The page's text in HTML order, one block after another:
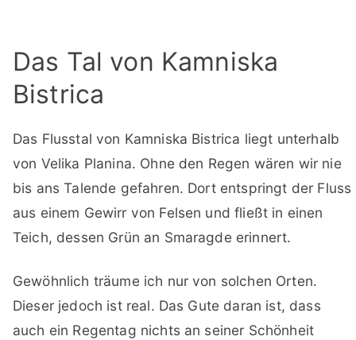
Das Tal von Kamniska
Bistrica
Das Flusstal von Kamniska Bistrica liegt unterhalb
von Velika Planina. Ohne den Regen wären wir nie
bis ans Talende gefahren. Dort entspringt der Fluss
aus einem Gewirr von Felsen und fließt in einen
Teich, dessen Grün an Smaragde erinnert.
Gewöhnlich träume ich nur von solchen Orten.
Dieser jedoch ist real. Das Gute daran ist, dass
auch ein Regentag nichts an seiner Schönheit